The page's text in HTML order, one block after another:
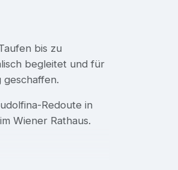
bis zu
begleitet und für
geschaffen.
Redoute in
Wiener Rathaus.